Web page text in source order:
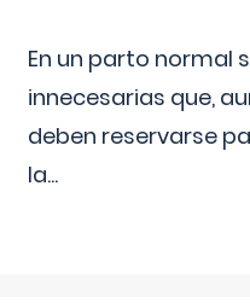
En un parto normal
innecesarias que,
deben reservarse
la...